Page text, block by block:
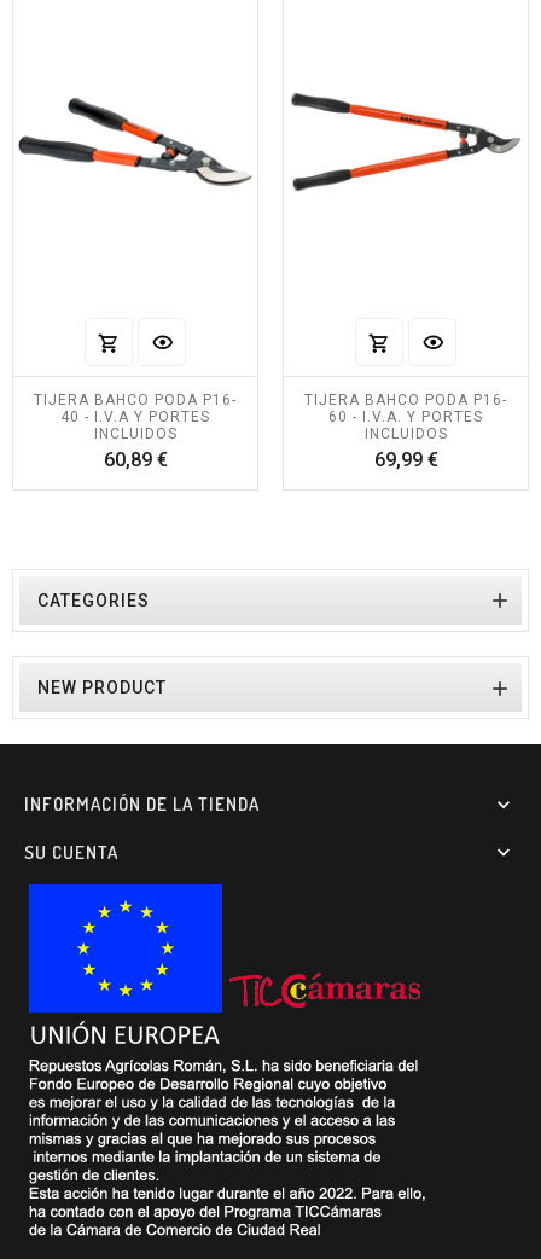
TIJERA BAHCO PODA P16-
40 - I.V.A Y PORTES
INCLUIDOS
60,89 €Precio
TIJERA BAHCO PODA P16-
60 - I.V.A. Y PORTES
INCLUIDOS
69,99 €Precio
CATEGORIES 
NEW PRODUCT 
INFORMACIÓN DE LA TIENDA 
SU CUENTA 